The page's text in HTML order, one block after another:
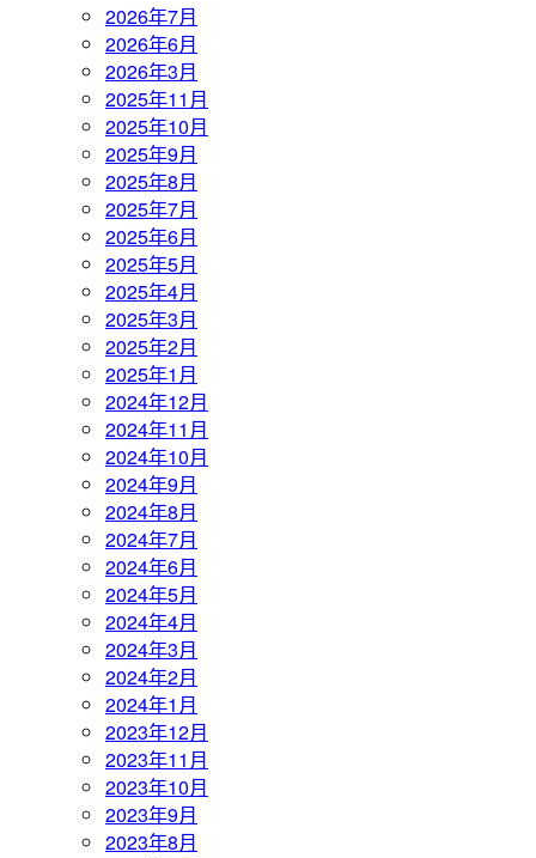
2026年7月
2026年6月
2026年3月
2025年11月
2025年10月
2025年9月
2025年8月
2025年7月
2025年6月
2025年5月
2025年4月
2025年3月
2025年2月
2025年1月
2024年12月
2024年11月
2024年10月
2024年9月
2024年8月
2024年7月
2024年6月
2024年5月
2024年4月
2024年3月
2024年2月
2024年1月
2023年12月
2023年11月
2023年10月
2023年9月
2023年8月